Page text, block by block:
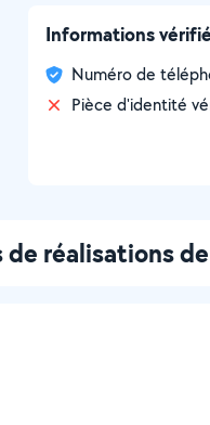
Informations
Numéro de
Pièce d'identité
de réalisations